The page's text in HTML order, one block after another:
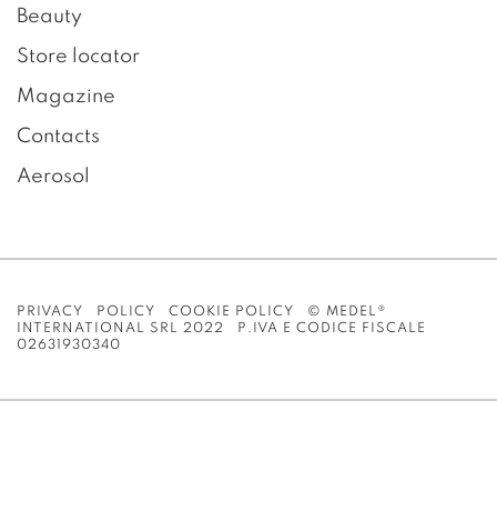
Beauty
Store locator
Magazine
Contacts
Aerosol
PRIVACY POLICY COOKIE POLICY
© MEDEL®
INTERNATIONAL SRL 2022 P.IVA E CODICE FISCALE
02631930340